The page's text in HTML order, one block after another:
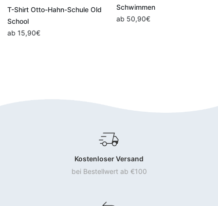
Old
Schwimmen
Kostenloser Versand
bei Bestellwert ab €100